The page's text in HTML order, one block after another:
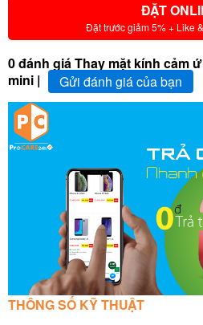
ĐẶT
Đặt trước giảm 5% + Like
0 đánh giá Thay mặt kính cảm
mini |
Gửi đánh giá của bạn
THÔNG SỐ KỸ THUẬT